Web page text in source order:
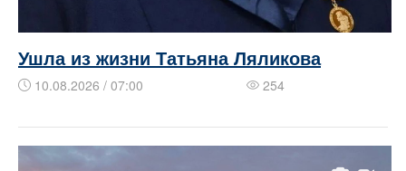
Ушла из жизни Татьяна Ляликова
10.08.2026 / 07:00 254